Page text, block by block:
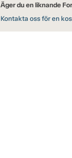
Äger du en liknande
Kontakta oss för en